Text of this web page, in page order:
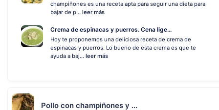
champiñones es una receta apta para seguir una dieta para
bajar de p... leer más
Crema de espinacas y puerros. Cena lige...
Hoy te proponemos una deliciosa receta de crema de
espinacas y puerros. Lo bueno de esta crema es que te
ayuda a baj... leer más
Pollo con champiñones y ...